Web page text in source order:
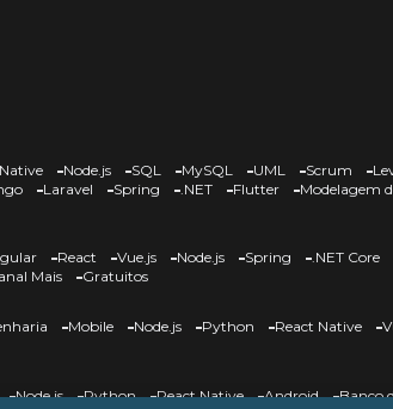
Node.js SQL MySQL UML Scrum
Laravel Spring .NET Flutter Modelagem
React Vue.js Node.js Spring .NET Core
Mais Gratuitos
Mobile Node.js Python React Native
Node.js Python React Native Android Banco